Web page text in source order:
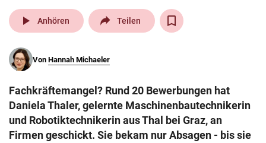
pin_drop
Wien arrow_right
search
eingeben
play_arrow Anhören Teilen
Von Hannah Michaeler
Fachkräftemangel? Rund 20 Bewerbungen hat
Daniela Thaler, gelernte Maschinenbautechnikerin
und Robotiktechnikerin aus Thal bei Graz, an
Firmen geschickt. Sie bekam nur Absagen - bis sie